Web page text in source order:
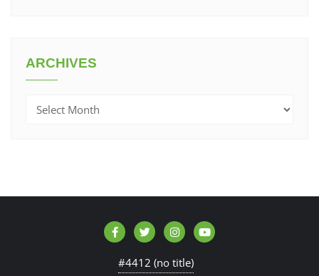
ARCHIVES
Archives
#4412 (no title)